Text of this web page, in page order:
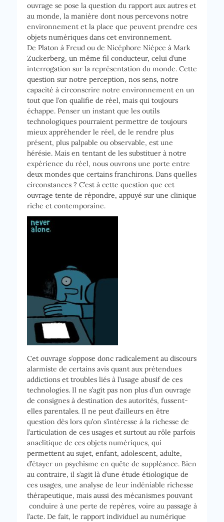
ouvrage se pose la question du rapport aux autres et
au monde, la manière dont nous percevons notre
environnement et la place que peuvent prendre ces
objets numériques dans cet environnement.
De Platon à Freud ou de Nicéphore Niépce à Mark
Zuckerberg, un même fil conducteur, celui d’une
interrogation sur la représentation du monde. Cette
question sur notre perception, nos sens, notre
capacité à circonscrire notre environnement en un
tout que l’on qualifie de réel, mais qui toujours
échappe. Penser un instant que les outils
technologiques pourraient permettre de toujours
mieux appréhender le réel, de le rendre plus
présent, plus palpable ou observable, est une
hérésie. Mais en tentant de les substituer à notre
expérience du réel, nous ouvrons une porte entre
deux mondes que certains franchirons. Dans quelles
circonstances ? C’est à cette question que cet
ouvrage tente de répondre, appuyé sur une clinique
riche et contemporaine.
Cet ouvrage s’oppose donc radicalement au discours
alarmiste de certains avis quant aux prétendues
addictions et troubles liés à l’usage abusif de ces
technologies. Il ne s’agit pas non plus d’un ouvrage
de consignes à destination des autorités, fussent-
elles parentales. Il ne peut d’ailleurs en être
question dès lors qu’on s’intéresse à la richesse de
l’articulation de ces usages et surtout au rôle parfois
anaclitique de ces objets numériques, qui
permettent au sujet, enfant, adolescent, adulte,
d’étayer un psychisme en quête de suppléance. Bien
au contraire, il s’agit là d’une étude étiologique de
ces usages, une analyse de leur indéniable richesse
thérapeutique, mais aussi des mécanismes pouvant
conduire à une perte de repères, voire au passage à
l’acte. De fait, le rapport individuel au numérique